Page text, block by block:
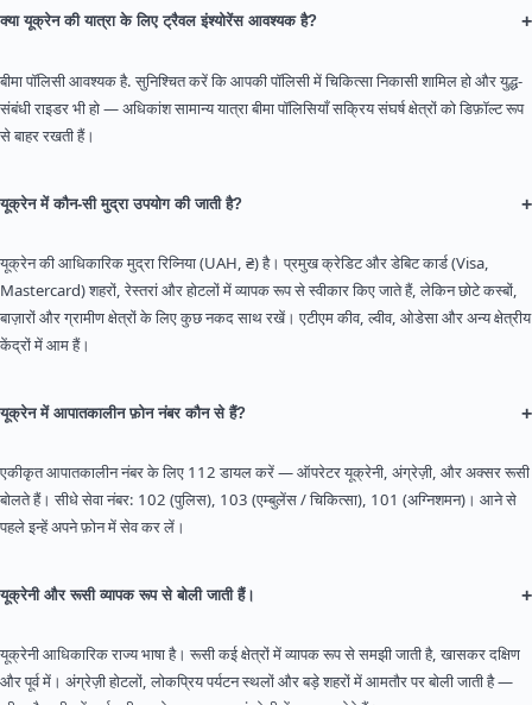
क्या यूक्रेन की यात्रा के लिए ट्रैवल इंश्योरेंस आवश्यक है? +
बीमा पॉलिसी आवश्यक है. सुनिश्चित करें कि आपकी पॉलिसी में चिकित्सा निकासी शामिल हो और युद्ध-
संबंधी राइडर भी हो — अधिकांश सामान्य यात्रा बीमा पॉलिसियाँ सक्रिय संघर्ष क्षेत्रों को डिफ़ॉल्ट रूप
से बाहर रखती हैं।
यूक्रेन में कौन-सी मुद्रा उपयोग की जाती है? +
यूक्रेन की आधिकारिक मुद्रा रिव्निया (UAH, ₴) है। प्रमुख क्रेडिट और डेबिट कार्ड (Visa,
Mastercard) शहरों, रेस्तरां और होटलों में व्यापक रूप से स्वीकार किए जाते हैं, लेकिन छोटे कस्बों,
बाज़ारों और ग्रामीण क्षेत्रों के लिए कुछ नकद साथ रखें। एटीएम कीव, ल्वीव, ओडेसा और अन्य क्षेत्रीय
केंद्रों में आम हैं।
यूक्रेन में आपातकालीन फ़ोन नंबर कौन से हैं? +
एकीकृत आपातकालीन नंबर के लिए 112 डायल करें — ऑपरेटर यूक्रेनी, अंग्रेज़ी, और अक्सर रूसी
बोलते हैं। सीधे सेवा नंबर: 102 (पुलिस), 103 (एम्बुलेंस / चिकित्सा), 101 (अग्निशमन)। आने से
पहले इन्हें अपने फ़ोन में सेव कर लें।
यूक्रेनी और रूसी व्यापक रूप से बोली जाती हैं। +
यूक्रेनी आधिकारिक राज्य भाषा है। रूसी कई क्षेत्रों में व्यापक रूप से समझी जाती है, खासकर दक्षिण
और पूर्व में। अंग्रेज़ी होटलों, लोकप्रिय पर्यटन स्थलों और बड़े शहरों में आमतौर पर बोली जाती है —